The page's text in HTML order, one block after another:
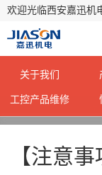
欢迎光临西安嘉迅机
关于我们
工控产品维修
【注意